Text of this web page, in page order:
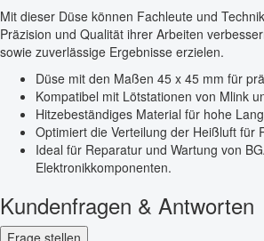
Mit dieser Düse können Fachleute und
Präzision und Qualität ihrer Arbeiten
sowie zuverlässige Ergebnisse erzielen.
Düse mit den Maßen 45 x 45 mm für
Kompatibel mit Lötstationen von Mlink
Hitzebeständiges Material für hohe
Optimiert die Verteilung der Heißluft für
Ideal für Reparatur und Wartung von
Elektronikkomponenten.
Kundenfragen & Antworten